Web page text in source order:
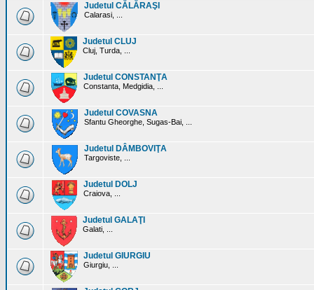
Judetul CĂLĂRAŞI
Calarasi, ...
Judetul CLUJ
Cluj, Turda, ...
Judetul CONSTANŢA
Constanta, Medgidia, ...
Judetul COVASNA
Sfantu Gheorghe, Sugas-Bai, ...
Judetul DÂMBOVIŢA
Targoviste, ...
Judetul DOLJ
Craiova, ...
Judetul GALAŢI
Galati, ...
Judetul GIURGIU
Giurgiu, ...